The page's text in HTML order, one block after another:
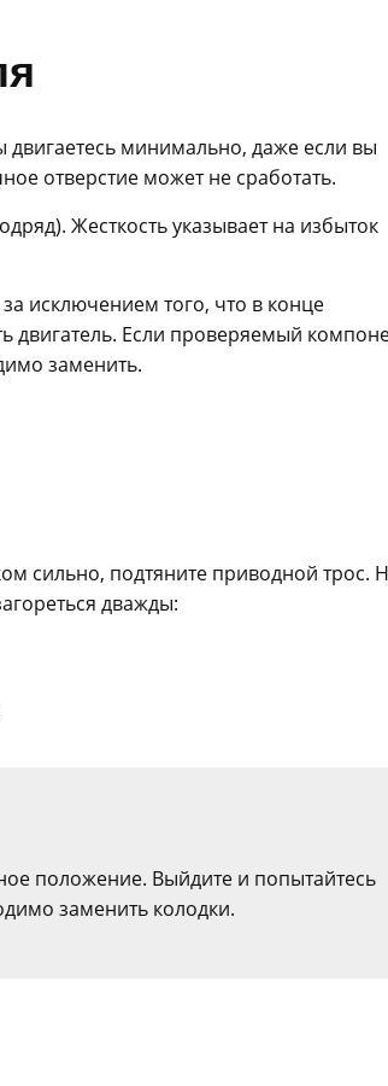
двигаетесь минимально, даже если вы
отверстие может не сработать.
Жесткость указывает на избыток
исключением того, что в конце
двигатель. Если проверяемый
заменить.
сильно, подтяните приводной трос.
дважды:
положение. Выйдите и попытайтесь
заменить колодки.